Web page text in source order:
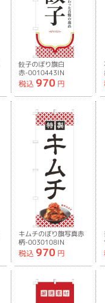
餃子のぼり旗白
赤-0010443IN
税込 970 円
キムチのぼり旗写真赤
柄-0030108IN
税込 970 円